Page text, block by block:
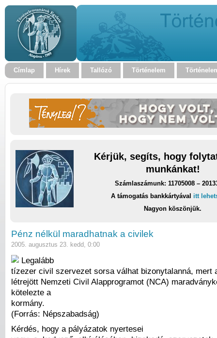
Címlap Hírek Tallózó Történelem
Kérjük, segíts, hogy
munkánkat!
Számlaszámunk: 11705008 –
A támogatás bankkártyával itt
Nagyon köszönjük.
Pénz nélkül maradhatnak a civilek
2005. augusztus 23. kedd, 0:00
Legalább
tízezer civil szervezet sorsa válhat bizonytalanná, mert
létrejött Nemzeti Civil Alapprogramot (NCA)
kötelezte a
kormány.
(Forrás: Népszabadság)
Kérdés, hogy a pályázatok nyertesei